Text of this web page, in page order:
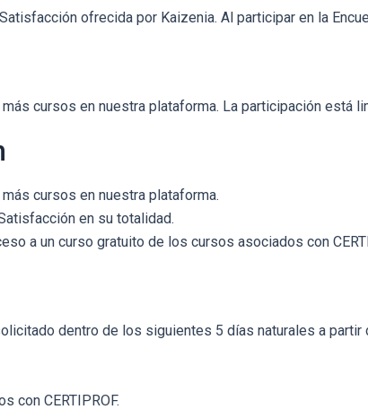
ofrecida por Kaizenia. Al participar en la
cursos en nuestra plataforma. La participación está
cursos en nuestra plataforma.
en su totalidad.
a un curso gratuito de los cursos asociados con
dentro de los siguientes 5 días naturales a partir
con CERTIPROF.